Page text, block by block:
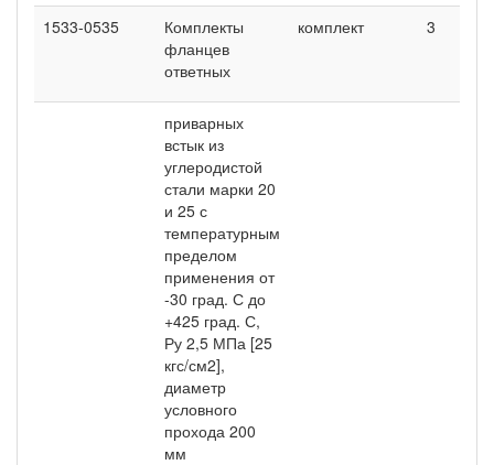
1533-0535
Комплекты
фланцев
ответных
комплект 3
приварных
встык из
углеродистой
стали марки 20
и 25 с
температурным
пределом
применения от
-30 град. С до
+425 град. С,
Ру 2,5 МПа [25
кгс/см2],
диаметр
условного
прохода 200
мм